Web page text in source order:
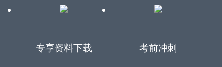
专享资料下载 考前冲刺